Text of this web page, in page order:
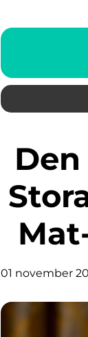
Den Fascinerande Världen av
01 november